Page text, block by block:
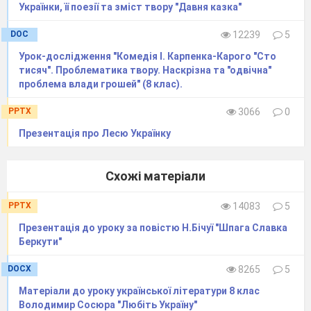
(слайд10)
Для учнів картки:
них лиха.
Ти його борони від собак, а він тобі
Як напився, то до криниці задом
1
2 3 4 5
Українки, її поезії та зміст твору "Давня казка"
DOC 12239
5
Урок-дослідження "Комедія І. Карпенка-Карого "Сто
тисяч". Проблематика твору. Наскрізна та "одвічна"
проблема влади грошей" (8 клас).
PPTX 3066
0
Презентація про Лесю Українку
Схожі матеріали
PPTX 14083
5
Презентація до уроку за повістю Н.Бічуї "Шпага Славка
Беркути"
DOCX 8265
5
Матеріали до уроку української літератури 8 клас
Володимир Сосюра "Любіть Україну"